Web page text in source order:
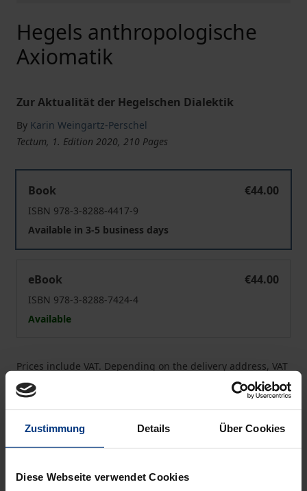
Zustimmung Details Über Cookies
Diese Webseite verwendet Cookies
Hegels anthropologische
Axiomatik
Zur Aktualität der Hegelschen Dialektik
By Karin Weingartz-Perschel
Tectum, 1. Edition 2020, 210 Pages
Book
€44.00
ISBN 978-3-8288-4417-9
Available in 3-5 business days
eBook
€44.00
ISBN 978-3-8288-7424-4
Available
Prices include VAT. Depending on the delivery address, VAT
may vary at checkout.